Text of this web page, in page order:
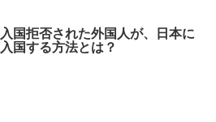
入国拒否された外国人が、日本に
入国する方法とは？